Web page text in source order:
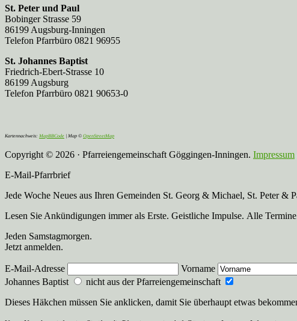
St. Peter und Paul
Bobinger Strasse 59
86199 Augsburg-Inningen
Telefon Pfarrbüro 0821 96955
St. Johannes Baptist
Friedrich-Ebert-Strasse 10
86199 Augsburg
Telefon Pfarrbüro 0821 90653-0
Kartennachweis: MapBBCode | Map © OpenStreetMap
Copyright © 2026 · Pfarreiengemeinschaft Göggingen-Inningen. Impressum
E-Mail-Pfarrbrief
Jede Woche Neues aus Ihren Gemeinden St. Georg & Michael, St. Peter &
Lesen Sie Ankündigungen immer als Erste. Geistliche Impulse. Alle
Jeden Samstagmorgen.
Jetzt anmelden.
E-Mail-Adresse Vorname
Johannes Baptist
nicht aus der Pfarreiengemeinschaft
Dieses Häkchen müssen Sie anklicken, damit Sie überhaupt etwas